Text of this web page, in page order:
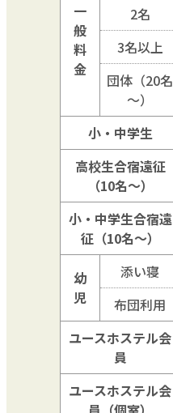
一
般
料
金
2名
3名以上
団体（20名
～）
小・中学生
高校生合宿遠征
（10名～）
小・中学生合宿遠
征（10名～）
幼
児
添い寝
布団利用
ユースホステル会
員
ユースホステル会